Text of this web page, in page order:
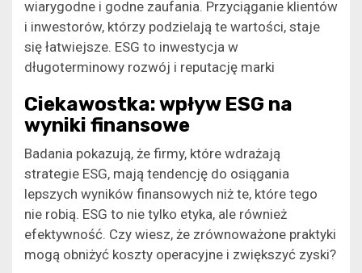
wiarygodne i godne zaufania. Przyciąganie klientów
i inwestorów, którzy podzielają te wartości, staje
się łatwiejsze. ESG to inwestycja w
długoterminowy rozwój i reputację marki
Ciekawostka: wpływ ESG na
wyniki finansowe
Badania pokazują, że firmy, które wdrażają
strategie ESG, mają tendencję do osiągania
lepszych wyników finansowych niż te, które tego
nie robią. ESG to nie tylko etyka, ale również
efektywność. Czy wiesz, że zrównoważone praktyki
mogą obniżyć koszty operacyjne i zwiększyć zyski?